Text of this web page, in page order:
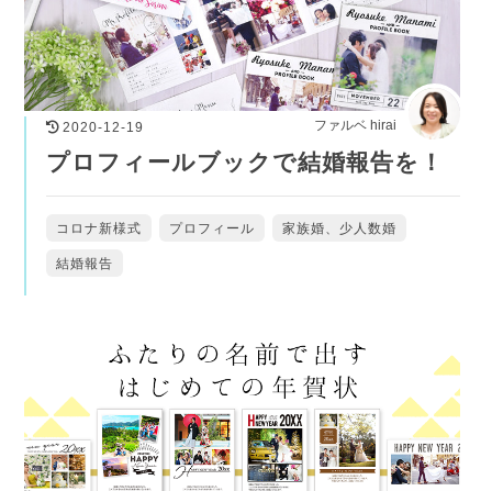
ファルベ hirai
2020-12-19
プロフィールブックで結婚報告を！
コロナ新様式 プロフィール 家族婚、少人数婚
結婚報告